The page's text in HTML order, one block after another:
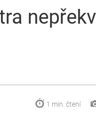
1 min. čtení